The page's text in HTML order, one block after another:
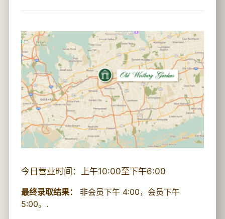
今日营业时间：上午10:00至下午6:00
最终录取结果：
非会员下午 4:00，会员下午
5:00。.